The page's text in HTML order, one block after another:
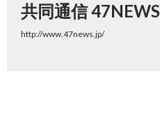
共同通信 47NEWS
http://www.47news.jp/